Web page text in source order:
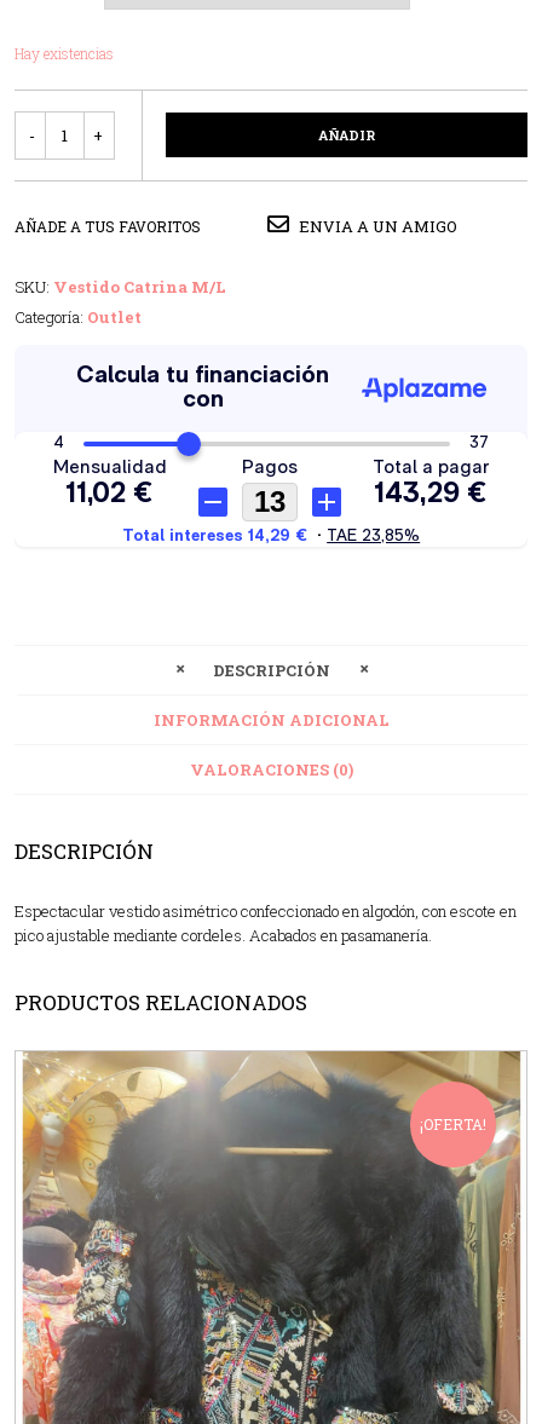
Hay existencias
AÑADIR
AÑADE A TUS FAVORITOS ENVIA A UN AMIGO
SKU: Vestido Catrina M/L
Categoría: Outlet
DESCRIPCIÓN
INFORMACIÓN ADICIONAL
VALORACIONES (0)
DESCRIPCIÓN
Espectacular vestido asimétrico confeccionado en algodón, con escote en
pico ajustable mediante cordeles. Acabados en pasamanería.
PRODUCTOS RELACIONADOS
¡OFERTA!